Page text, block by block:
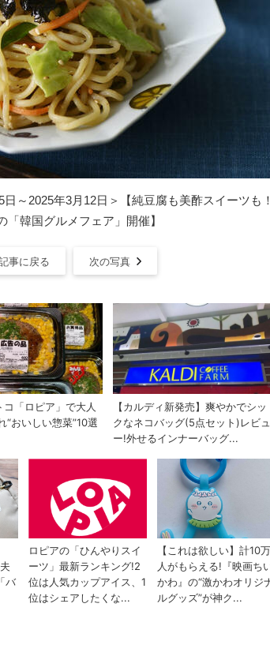
～2025年3月12日＞【純豆腐も美酢スイーツも！
韓国グルメフェア」開催】
事に戻る 次の写真